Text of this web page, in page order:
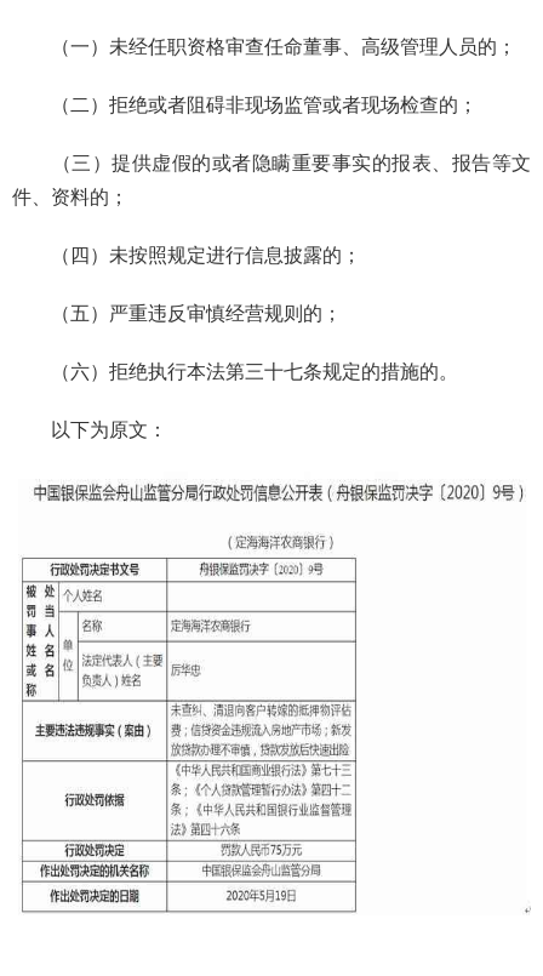
（一）未经任职资格审查任命董事、高级管理人员的；
（二）拒绝或者阻碍非现场监管或者现场检查的；
（三）提供虚假的或者隐瞒重要事实的报表、报告等文
件、资料的；
（四）未按照规定进行信息披露的；
（五）严重违反审慎经营规则的；
（六）拒绝执行本法第三十七条规定的措施的。
以下为原文：